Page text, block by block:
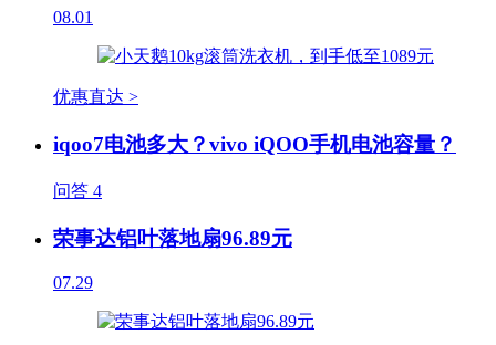
08.01
优惠直达 >
iqoo7电池多大？vivo iQOO手机电池容量？
问答 4
荣事达铝叶落地扇96.89元
07.29